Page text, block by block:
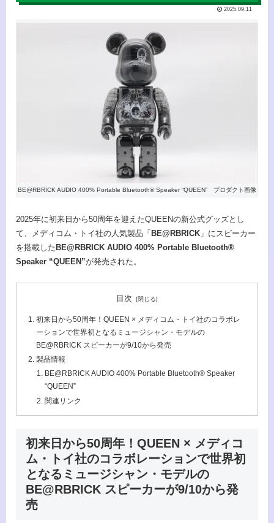
2025.09.11
BE@RBRICK AUDIO 400% Portable Bluetooth® Speaker “QUEEN” プロダクト画像
2025年に初来日から50周年を迎えたQUEENの新公式グッズとし
て、メディコム・トイ社の人気製品「 BE@RBRICK 」にスピーカー
を搭載した BE@RBRICK AUDIO 400% Portable Bluetooth®
Speaker “QUEEN”が発売された。
目次
初来日から50周年！QUEEN × メディコム・トイ社のコラボレ
ーションで世界初となるミュージシャン・モデルの
BE@RBRICK スピーカーが9/10から発売
製品情報
BE@RBRICK AUDIO 400% Portable Bluetooth® Speaker
“QUEEN”
関連リンク
初来日から50周年！QUEEN × メディコ
ム・トイ社のコラボレーションで世界初
となるミュージシャン・モデルの
BE@RBRICK スピーカーが9/10から発
売